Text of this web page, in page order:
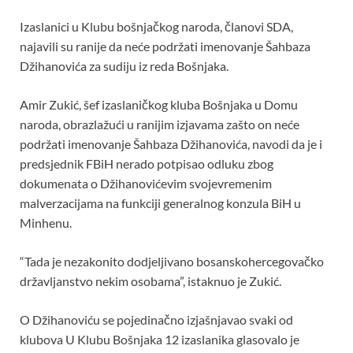
Izaslanici u Klubu bošnjačkog naroda, članovi SDA,
najavili su ranije da neće podržati imenovanje Šahbaza
Džihanovića za sudiju iz reda Bošnjaka.
Amir Zukić, šef izaslaničkog kluba Bošnjaka u Domu
naroda, obrazlažući u ranijim izjavama zašto on neće
podržati imenovanje Šahbaza Džihanovića, navodi da je i
predsjednik FBiH nerado potpisao odluku zbog
dokumenata o Džihanovićevim svojevremenim
malverzacijama na funkciji generalnog konzula BiH u
Minhenu.
“Tada je nezakonito dodjeljivano bosanskohercegovačko
državljanstvo nekim osobama”, istaknuo je Zukić.
O Džihanoviću se pojedinačno izjašnjavao svaki od
klubova U Klubu Bošnjaka 12 izaslanika glasovalo je